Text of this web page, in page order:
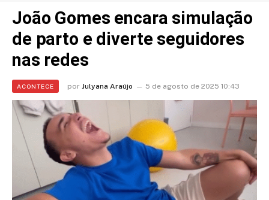
João Gomes encara simulação
de parto e diverte seguidores
nas redes
ACONTECE por Julyana Araújo 5 de agosto de 2025 10:43